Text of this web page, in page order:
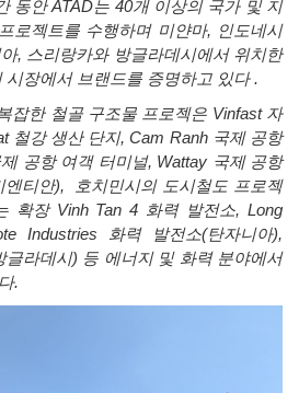
동안ATAD는 40개 이상의 국가 및 지
프로젝트를 수행하며 미얀마, 인도네시
, 스리랑카와 방글라데시에서 위치한
시장에서 브랜드를 증명하고 있다.
잡한 철골 구조물 프로젝은 Vinfast 자
철강 생산 단지, Cam Ranh 국제 공항
공항 여객 터미널, Wattay 국제 공항
엔티안), 호치민시의 도시철도 프로젝
확장 Vinh Tan 4 화력 발전소, Long
Industries 화력 발전소(탄자니아),
글라데시) 등 에너지 및 화력 분야에서
.